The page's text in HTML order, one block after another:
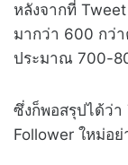
หลังจากที่
มากว่า 600 กว่
ประมาณ 700-
ซึ่งก็พอสรุปได้ว่
Follower ใหม่อ